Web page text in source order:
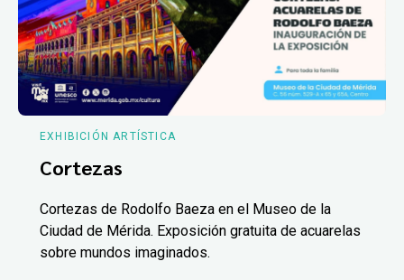
EXHIBICIÓN ARTÍSTICA
Cortezas
Cortezas de Rodolfo Baeza en el Museo de la
Ciudad de Mérida. Exposición gratuita de acuarelas
sobre mundos imaginados.